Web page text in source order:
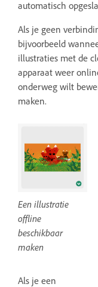
automatisch
Als je geen
bijvoorbeeld
illustraties met de
apparaat weer
onderweg wilt
maken.
Een illustratie
offline
beschikbaar
maken
Als je een